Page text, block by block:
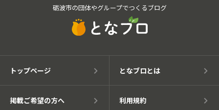
砺波市の団体やグループでつくるブログ
トップページ となブロとは
掲載ご希望の方へ 利用規約